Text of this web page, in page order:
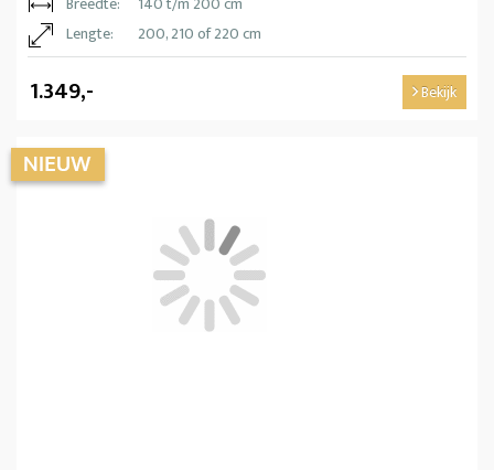
Lengte:
200, 210 of 220 cm
1.349,- Bekijk